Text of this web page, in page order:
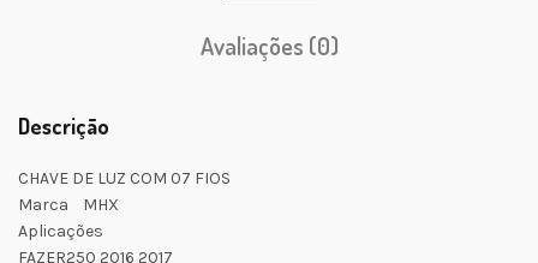
Avaliações (0)
Descrição
CHAVE DE LUZ COM 07 FIOS
Marca MHX
Aplicações
FAZER250 2016 2017